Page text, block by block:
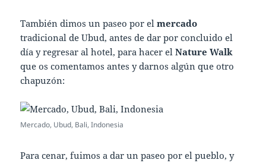
También dimos un paseo por elmercado
tradicional de Ubud, antes de dar por concluido el
día y regresar al hotel, para hacer elNature Walk
que os comentamos antes y darnos algún que otro
chapuzón:
Mercado, Ubud, Bali, Indonesia
Para cenar, fuimos a dar un paseo por el pueblo, y